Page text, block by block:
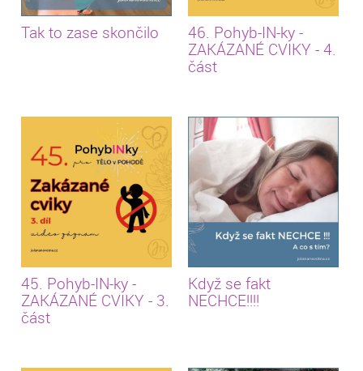
Tak to zase skončilo
46. Pohyb-IN-ky -
ZAKÁZANÉ CVIKY - 4.
část
45. Pohyb-IN-ky -
ZAKÁZANÉ CVIKY - 3.
část
Když se fakt
NECHCE!!!!